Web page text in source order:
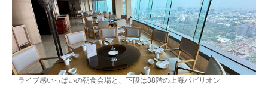
ライブ感いっぱいの朝食会場と、下段は38階の上海パビリオン